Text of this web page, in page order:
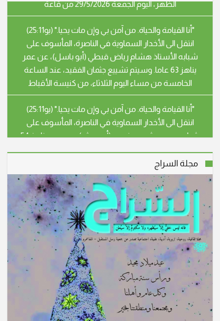
انتقل الى الأخدار السماوية في الناصرة، المأسوف على
شبابه الأستاذ هشام رياض قبطي (أبو باسل)، عن عمر
يناهز 63 عاما. وسيتم تشييع جثمان الفقيد، عند الساعة
الخامسة من مساء اليوم الثلاثاء، من كنيسة الأقباط
انتقل الى الأخدار السماوية في الناصرة، المأسوف على
عاما. سيشيع جثمان الفقيد، يوم غد الثلاثاء الموافق
انتقلت إلى الأخدار السماوية في شفاعمرو، المأسوف على
شبابها سهير عزيز خوري – اسطفان (أم جوني) عن عمر
ناهز الـ 59 عاما، وسيتم تشييع جثمانها إلى مثواه الأخير اليوم
الأحد 15/3/2026 الساعة الرابعة بعد الظ
انتقل الى الأخدار السماوية في الناصرة، المأسوف على
شبابه الدكتور عصام مالك صافيه (أبو مالك) عن عمر ناهز
الساعة الثالثة ب. ظ من كنيسة سيدة البشارة المارونية
في الناصرة ومن ثم الى مثواه الأخير. تقبل ال
مجلة السراج